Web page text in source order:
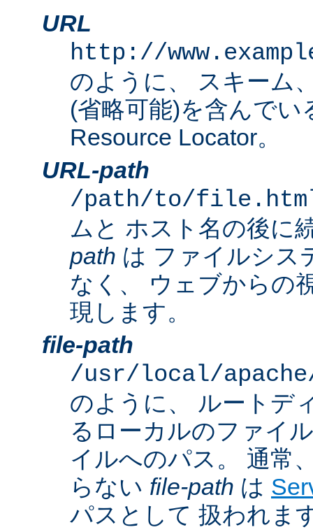
URL
http://
のように、 スキーム
(省略可能)を含んでい
Resource Locator。
URL-path
/path/to/
ムと ホスト名の後に
path は ファイルシス
なく、 ウェブからの
現します。
file-path
/usr/local/
のように、 ルートデ
るローカルのファイ
イルへのパス。 通常
らない file-path は
パスとして 扱われま